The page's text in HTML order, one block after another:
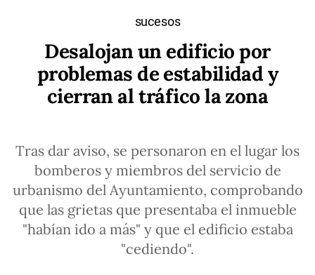
sucesos
Desalojan un edificio por
problemas de estabilidad y
cierran al tráfico la zona
Tras dar aviso, se personaron en el lugar los
bomberos y miembros del servicio de
urbanismo del Ayuntamiento, comprobando
que las grietas que presentaba el inmueble
"habían ido a más" y que el edificio estaba
"cediendo".